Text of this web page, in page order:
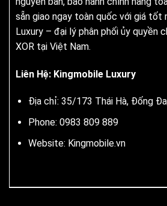
sẵn giao ngay toàn quốc với giá tốt
Luxury – đại lý phân phối ủy quyền
XOR tại Việt Nam.
Liên Hệ: Kingmobile Luxury
Địa chỉ: 35/173 Thái Hà, Đống
Phone: 0983 809 889
Website: Kingmobile.vn